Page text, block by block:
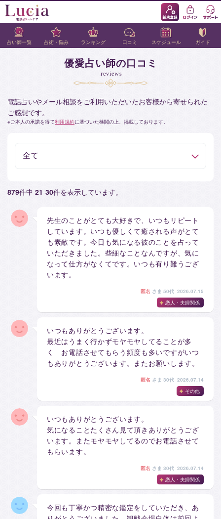
占い師一覧 占術・悩み ランキング 口コミ スケジュール ガイド
優愛占い師の口コミ
reviews
電話占いやメール相談をご利用いただいたお客様から寄せられた
ご感想です。
ご本人の承諾を得て利用規約に基づいた検閲の上、掲載しております。
879件中 21-30件を表示しています。
先生のことがとても大好きで、いつもリピート
しています。いつも優しくて癒される声がとて
も素敵です。今日も気になる彼のことを占って
いただきました。些細なことなんですが、気に
なって仕方がなくてです。いつも有り難うござ
います。
匿名 さま 50代 2026.07.15
恋人・夫婦関係
いつもありがとうございます。
最近はうまく行かずモヤモヤしてることが多
く お電話させてもらう頻度も多いですがいつ
もありがとうございます。またお願いします。
匿名 さま 30代 2026.07.14
その他
いつもありがとうございます。
気になることたくさん見て頂きありがとうござ
います。またモヤモヤしてるのでお電話させて
もらいます。
匿名 さま 30代 2026.07.14
恋人・夫婦関係
今回も丁寧かつ精密な鑑定をしていただき、あ